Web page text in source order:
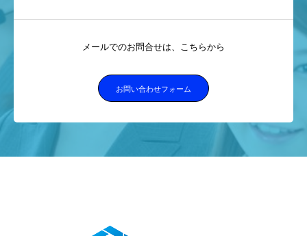
メールでのお問合せは、こちらから
お問い合わせフォーム